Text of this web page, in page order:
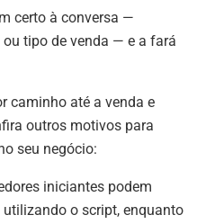
certo à conversa —
tipo de venda — e a fará
caminho até a venda e
outros motivos para
seu negócio:
iniciantes podem
o script, enquanto